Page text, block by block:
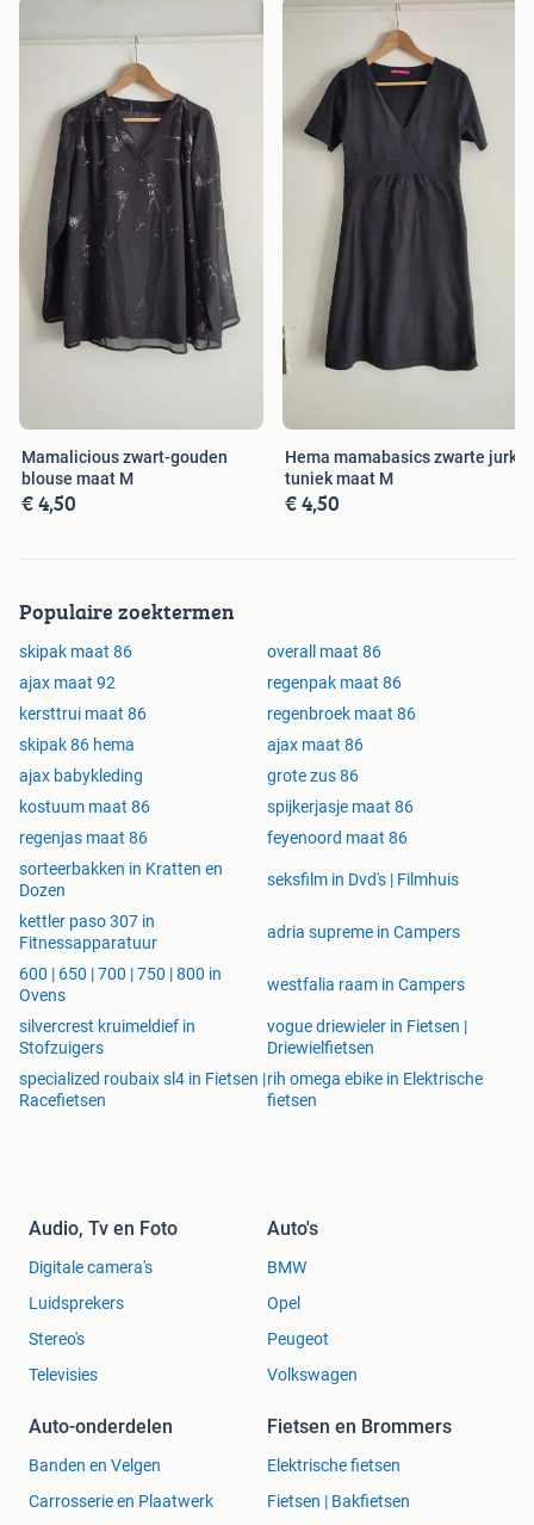
Mamalicious zwart-gouden
blouse maat M
€ 4,50
Hema mamabasics zwarte jurk-
tuniek maat M
€ 4,50
Populaire zoektermen
skipak maat 86
overall maat 86
ajax maat 92
regenpak maat 86
kersttrui maat 86
regenbroek maat 86
skipak 86 hema
ajax maat 86
ajax babykleding
grote zus 86
kostuum maat 86
spijkerjasje maat 86
regenjas maat 86
feyenoord maat 86
sorteerbakken in Kratten en
Dozen
seksfilm in Dvd's | Filmhuis
kettler paso 307 in
Fitnessapparatuur
adria supreme in Campers
600 | 650 | 700 | 750 | 800 in
Ovens
westfalia raam in Campers
silvercrest kruimeldief in
Stofzuigers
vogue driewieler in Fietsen |
Driewielfietsen
specialized roubaix sl4 in Fietsen |
Racefietsen
rih omega ebike in Elektrische
fietsen
Audio, Tv en Foto
Digitale camera's
Luidsprekers
Stereo's
Televisies
Auto's
BMW
Opel
Peugeot
Volkswagen
Auto-onderdelen
Banden en Velgen
Carrosserie en Plaatwerk
Fietsen en Brommers
Elektrische fietsen
Fietsen | Bakfietsen